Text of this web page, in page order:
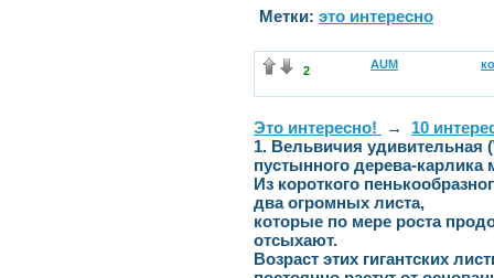
Метки: это интересно
2 AUM
Это интересно! → 10
1. Вельвичия удивительная
пустынного дерева-карлика
Из короткого
два огромных листа,
которые по мере роста
отсыхают.
Возраст этих гигантских